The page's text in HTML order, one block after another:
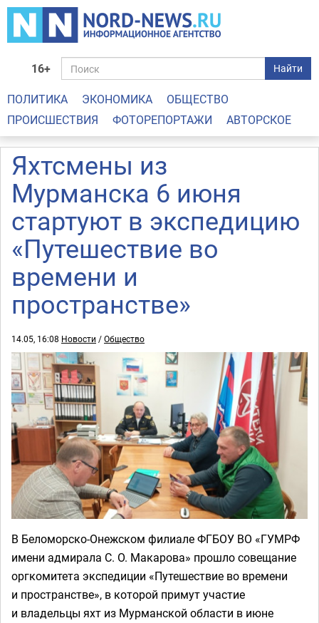
16+ Найти
ПОЛИТИКА ЭКОНОМИКА
ОБЩЕСТВО
ПРОИСШЕСТВИЯ
ФОТОРЕПОРТАЖИ АВТОРСКОЕ
Яхтсмены из
Мурманска 6 июня
стартуют в экспедицию
«Путешествие во
времени и
пространстве»
14.05, 16:08 Новости /Общество
В Беломорско-Онежском филиале ФГБОУ ВО «ГУМРФ
имени адмирала С. О. Макарова» прошло совещание
оргкомитета экспедиции «Путешествие во времени
и пространстве», в которой примут участие
и владельцы яхт из Мурманской области в июне